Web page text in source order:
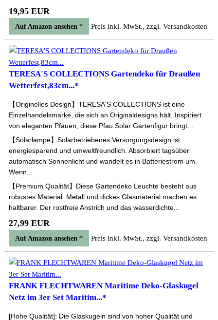
19,95 EUR
Auf Amazon ansehen * Preis inkl. MwSt., zzgl. Versandkosten
TERESA'S COLLECTIONS Gartendeko für Draußen
Wetterfest,83cm...*
【Originelles Design】TERESA'S COLLECTIONS ist eine
Einzelhandelsmarke, die sich an Originaldesigns hält. Inspiriert
von eleganten Pfauen, diese Pfau Solar Gartenfigur bringt...
【Solarlampe】Solarbetriebenes Versorgungsdesign ist
energiesparend und umweltfreundlich. Absorbiert tagsüber
automatisch Sonnenlicht und wandelt es in Batteriestrom um.
Wenn...
【Premium Qualität】Diese Gartendeko Leuchte besteht aus
robustes Material. Metall und dickes Glasmaterial machen es
haltbarer. Der rostfreie Anstrich und das wasserdichte...
27,99 EUR
Auf Amazon ansehen * Preis inkl. MwSt., zzgl. Versandkosten
FRANK FLECHTWAREN Maritime Deko-Glaskugel
Netz im 3er Set Maritim...*
[Hohe Qualität]: Die Glaskugeln sind von hoher Qualität und